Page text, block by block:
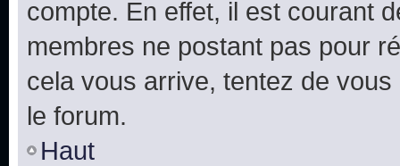
compte. En effet, il est courant
membres ne postant pas pour
cela vous arrive, tentez de
le forum.
Haut